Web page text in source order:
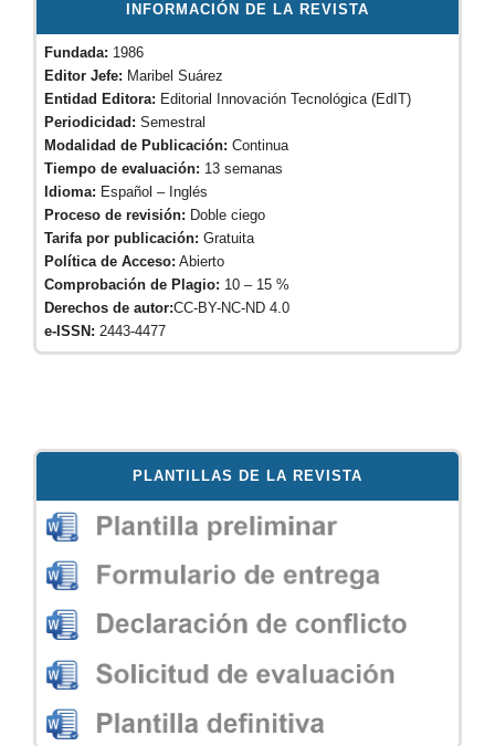
INFORMACIÓN DE LA REVISTA
Fundada: 1986
Editor Jefe: Maribel Suárez
Entidad Editora: Editorial Innovación Tecnológica (EdIT)
Periodicidad: Semestral
Modalidad de Publicación: Continua
Tiempo de evaluación: 13 semanas
Idioma: Español – Inglés
Proceso de revisión: Doble ciego
Tarifa por publicación: Gratuita
Política de Acceso: Abierto
Comprobación de Plagio: 10 – 15 %
Derechos de autor:CC-BY-NC-ND 4.0
e-ISSN: 2443-4477
PLANTILLAS DE LA REVISTA